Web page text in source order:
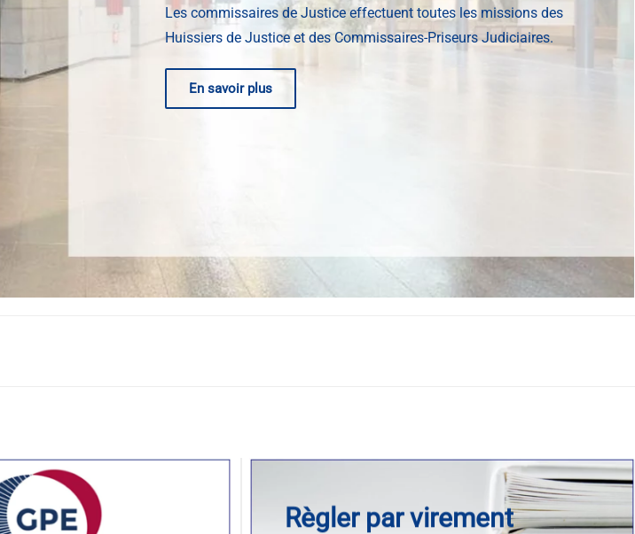
Les commissaires de Justice effectuent toutes les missions des
Huissiers de Justice et des Commissaires-Priseurs Judiciaires.
En savoir plus
Règler par virement